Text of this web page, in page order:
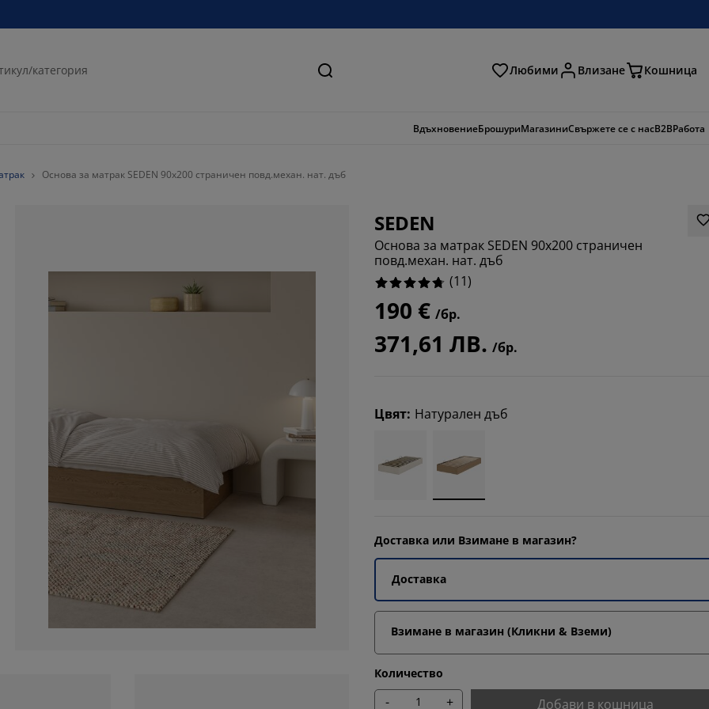
Търсене Любими Влизане Кошница
ВдъхновениеБрошуриМагазиниСвържете се с насB2BРабота
Основа за матрак SEDEN 90x200 страничен повд.механ. нат. дъб
SEDEN
Основа за матрак SEDEN 90x200 страничен
повд.механ. нат. дъб
(11)
190 € /бр.
371,61 ЛВ. /бр.
Цвят: Натурален дъб
Доставка или Взимане в магазин?
Доставка
Взимане в магазин (Кликни & Вземи)
Количество
- + Добави в кошница
81.81818181818183%
9.090909090909092%